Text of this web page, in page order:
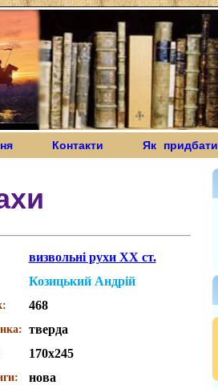
Контакти Як придбати
визвольні рухи XX ст.
Козицький Андрій
468
тверда
170х245
нова